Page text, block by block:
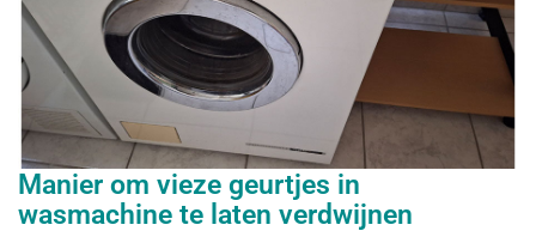
Manier om vieze geurtjes in
wasmachine te laten verdwijnen